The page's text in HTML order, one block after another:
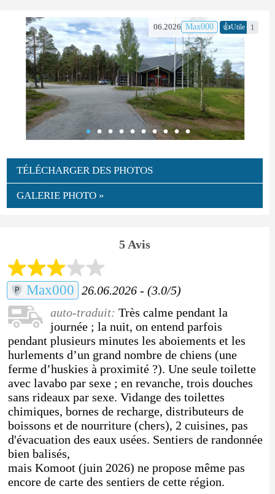
06.2026 Max000 👍Utile 1
TÉLÉCHARGER DES PHOTOS
GALERIE PHOTO »
5 Avis
Max000 26.06.2026 - (3.0/5)
auto-traduit: Très calme pendant la
journée ; la nuit, on entend parfois
pendant plusieurs minutes les aboiements et les
hurlements d’un grand nombre de chiens (une
ferme d’huskies à proximité ?). Une seule toilette
avec lavabo par sexe ; en revanche, trois douches
sans rideaux par sexe. Vidange des toilettes
chimiques, bornes de recharge, distributeurs de
boissons et de nourriture (chers), 2 cuisines, pas
d'évacuation des eaux usées. Sentiers de randonnée
bien balisés,
mais Komoot (juin 2026) ne propose même pas
encore de carte des sentiers de cette région.